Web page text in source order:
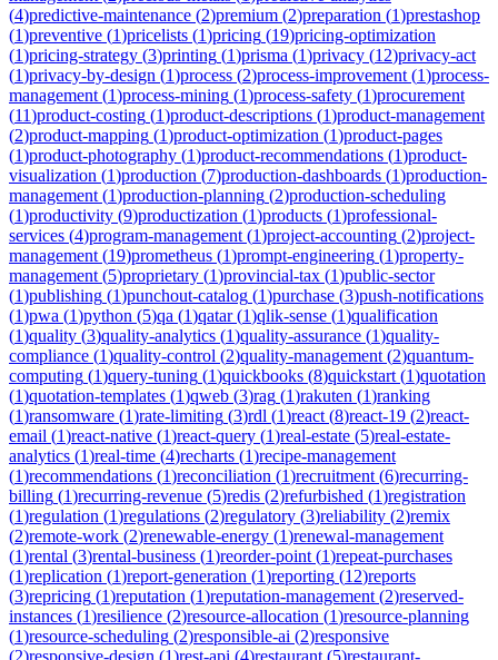
(4)predictive-maintenance (2)premium (2)preparation (1)prestashop
(1)preventive (1)pricelists (1)pricing (19)pricing-optimization
(1)pricing-strategy (3)printing (1)prisma (1)privacy (12)privacy-act
(1)privacy-by-design (1)process (2)process-improvement (1)process-
management (1)process-mining (1)process-safety (1)procurement
(11)product-costing (1)product-descriptions (1)product-management
(2)product-mapping (1)product-optimization (1)product-pages
(1)product-photography (1)product-recommendations (1)product-
visualization (1)production (7)production-dashboards (1)production-
management (1)production-planning (2)production-scheduling
(1)productivity (9)productization (1)products (1)professional-
services (4)program-management (1)project-accounting (2)project-
management (19)prometheus (1)prompt-engineering (1)property-
management (5)proprietary (1)provincial-tax (1)public-sector
(1)publishing (1)punchout-catalog (1)purchase (3)push-notifications
(1)pwa (1)python (5)qa (1)qatar(1)qlik-sense (1)qualification
(1)quality (3)quality-analytics (1)quality-assurance (1)quality-
compliance (1)quality-control (2)quality-management (2)quantum-
computing (1)query-tuning (1)quickbooks (8)quickstart (1)quotation
(1)quotation-templates (1)qweb (3)rag (1)rakuten (1)ranking
(1)ransomware (1)rate-limiting (3)rdl (1)react (8)react-19 (2)react-
email (1)react-native (1)react-query (1)real-estate (5)real-estate-
analytics (1)real-time (4)recharts (1)recipe-management
(1)recommendations (1)reconciliation (1)recruitment (6)recurring-
billing (1)recurring-revenue (5)redis (2)refurbished (1)registration
(1)regulation (1)regulations (2)regulatory (3)reliability (2)remix
(2)remote-work (2)renewable-energy (1)renewal-management
(1)rental (3)rental-business (1)reorder-point (1)repeat-purchases
(1)replication (1)report-generation (1)reporting (12)reports
(3)repricing (1)reputation (1)reputation-management (2)reserved-
instances (1)resilience (2)resource-allocation (1)resource-planning
(1)resource-scheduling (2)responsible-ai (2)responsive
(2)responsive-design (1)rest-api (4)restaurant (5)restaurant-